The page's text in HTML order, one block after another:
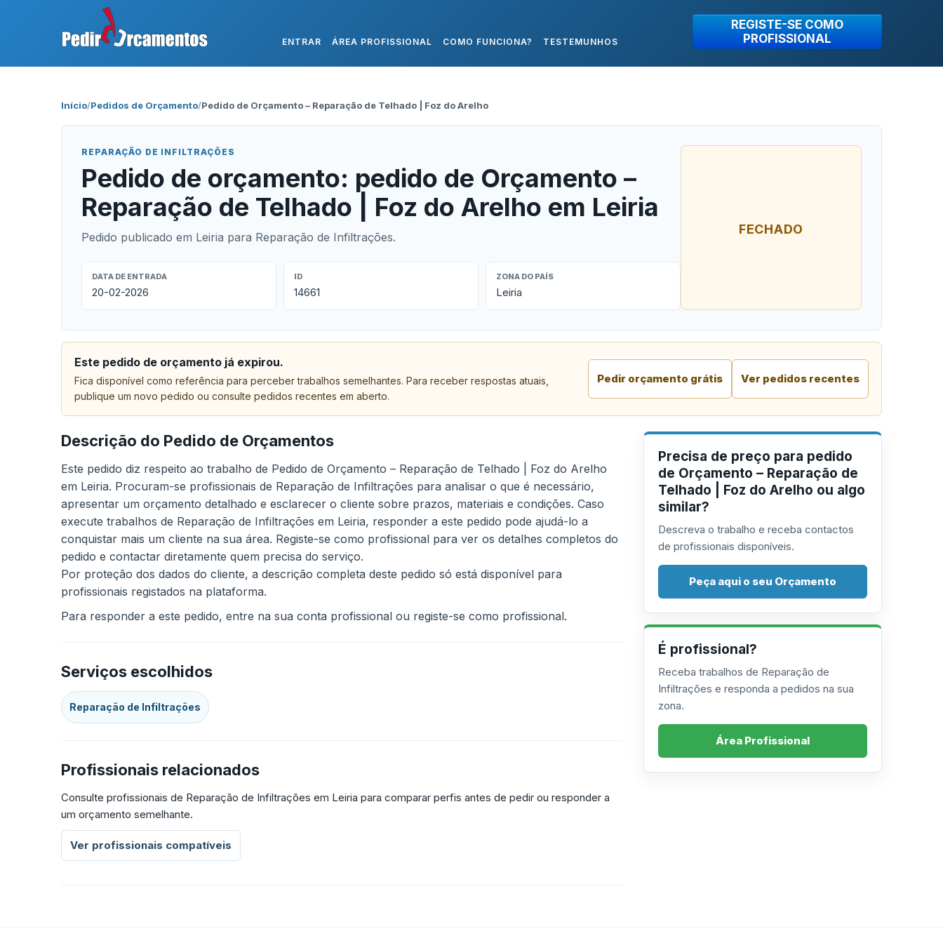
ENTRAR ÁREA PROFISSIONAL COMO FUNCIONA? TESTEMUNHOS
REGISTE-SE COMO
PROFISSIONAL
Início/Pedidos de Orçamento/Pedido de Orçamento – Reparação de Telhado | Foz do Arelho
REPARAÇÃO DE INFILTRAÇÕES
Pedido de orçamento: pedido de Orçamento –
Reparação de Telhado | Foz do Arelho em Leiria
Pedido publicado em Leiria para Reparação de Infiltrações.
DATA DE ENTRADA
20-02-2026
ID
14661
ZONA DO PAÍS
Leiria
FECHADO
Este pedido de orçamento já expirou.
Fica disponível como referência para perceber trabalhos semelhantes. Para receber respostas atuais,
publique um novo pedido ou consulte pedidos recentes em aberto.
Pedir orçamento grátis Ver pedidos recentes
Descrição do Pedido de Orçamentos
Este pedido diz respeito ao trabalho de Pedido de Orçamento – Reparação de Telhado | Foz do Arelho
em Leiria. Procuram-se profissionais de Reparação de Infiltrações para analisar o que é necessário,
apresentar um orçamento detalhado e esclarecer o cliente sobre prazos, materiais e condições. Caso
execute trabalhos de Reparação de Infiltrações em Leiria, responder a este pedido pode ajudá-lo a
conquistar mais um cliente na sua área. Registe-se como profissional para ver os detalhes completos do
pedido e contactar diretamente quem precisa do serviço.
Por proteção dos dados do cliente, a descrição completa deste pedido só está disponível para
profissionais registados na plataforma.
Para responder a este pedido, entre na sua conta profissional ou registe-se como profissional.
Serviços escolhidos
Reparação de Infiltrações
Profissionais relacionados
Consulte profissionais de Reparação de Infiltrações em Leiria para comparar perfis antes de pedir ou responder a
um orçamento semelhante.
Ver profissionais compatíveis
Precisa de preço para pedido
de Orçamento – Reparação de
Telhado | Foz do Arelho ou algo
similar?
Descreva o trabalho e receba contactos
de profissionais disponíveis.
Peça aqui o seu Orçamento
É profissional?
Receba trabalhos de Reparação de
Infiltrações e responda a pedidos na sua
zona.
Área Profissional